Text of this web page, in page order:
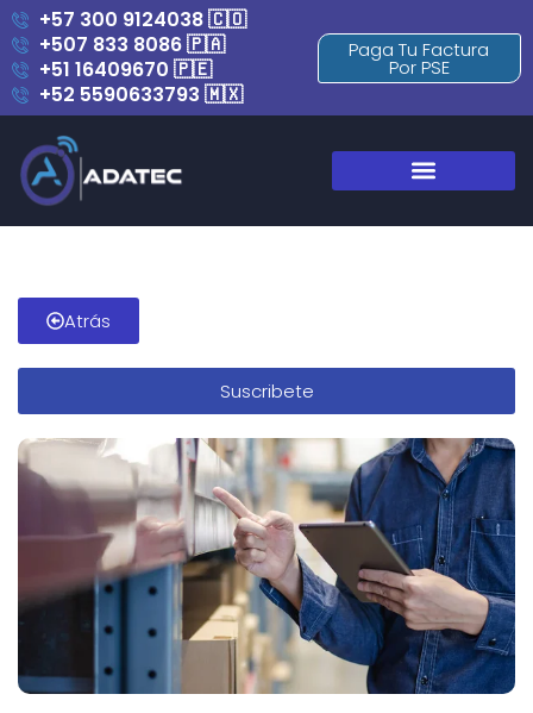
+57 300 9124038 🇨🇴
+507 833 8086 🇵🇦
+51 16409670 🇵🇪
+52 5590633793 🇲🇽
Paga Tu Factura
Por PSE
Atrás
Suscribete